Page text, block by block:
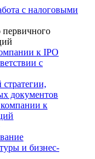
с налоговыми
первичного
к IPO
с
документов
к
и бизнес-